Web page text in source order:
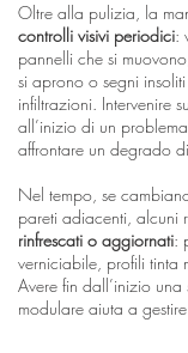
Oltre alla pulizia, la
controlli visivi periodici:
pannelli che si
si aprono o segni
infiltrazioni. Intervenire
all’inizio di un
affrontare un degrado
Nel tempo, se
pareti adiacenti, alcuni
rinfrescati o aggiornati:
verniciabile, profili tinta
Avere fin dall’inizio
modulare aiuta a